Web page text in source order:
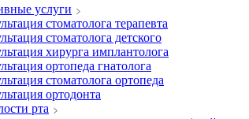
услуги
стоматолога терапевта
стоматолога детского
хирурга имплантолога
ортопеда гнатолога
стоматолога ортопеда
ортодонта
рта